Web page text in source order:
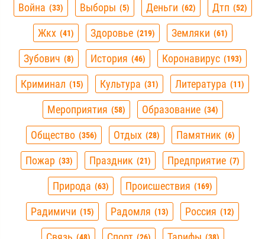
Война 33 Выборы 5 Деньги 62 Дтп 52
Жкх 41 Здоровье 219 Земляки 61
Зубович 8 История 46 Коронавирус 193
Криминал 15 Культура 31 Литература 11
Мероприятия 58 Образование 34
Общество 356 Отдых 28 Памятник 6
Пожар 33 Праздник 21 Предприятие 7
Природа 63 Происшествия 169
Радимичи 15 Радомля 13 Россия 12